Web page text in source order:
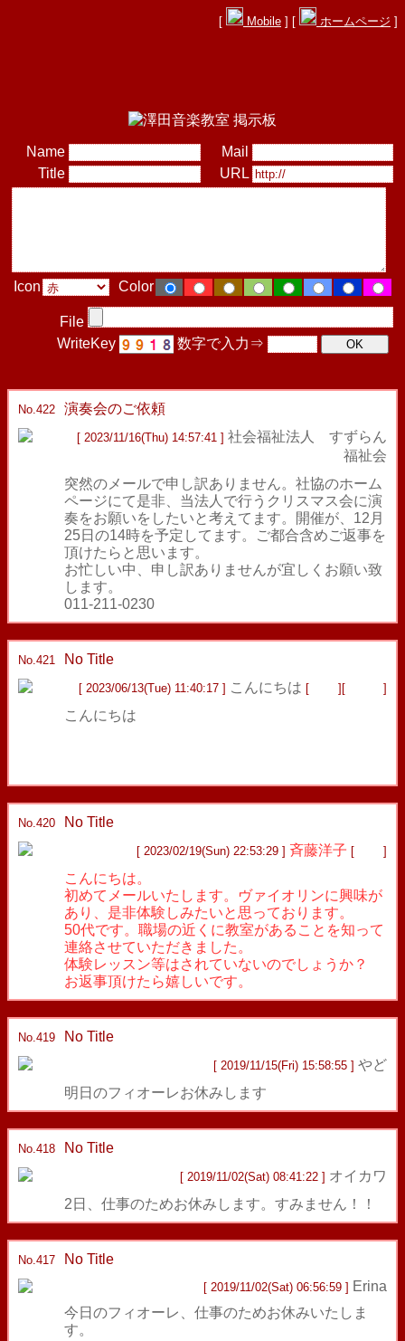
[ Mobile ] [ ホームページ ]
Name
Mail
Title
URL
Icon Color
File
WriteKey
数字で入力⇒
No.422 演奏会のご依頼
[ 2023/11/16(Thu) 14:57:41 ] 社会福祉法人 すずらん
福祉会
突然のメールで申し訳ありません。社協のホーム
ページにて是非、当法人で行うクリスマス会に演
奏をお願いをしたいと考えてます。開催が、12月
25日の14時を予定してます。ご都合含めご返事を
頂けたらと思います。
お忙しい中、申し訳ありませんが宜しくお願い致
します。
011-211-0230
No.421 No Title
[ 2023/06/13(Tue) 11:40:17 ] こんにちは [ ][ ]
こんにちは
No.420 No Title
[ 2023/02/19(Sun) 22:53:29 ] 斉藤洋子 [ ]
こんにちは。
初めてメールいたします。ヴァイオリンに興味が
あり、是非体験しみたいと思っております。
50代です。職場の近くに教室があることを知って
連絡させていただきました。
体験レッスン等はされていないのでしょうか？
お返事頂けたら嬉しいです。
No.419 No Title
[ 2019/11/15(Fri) 15:58:55 ] やど
明日のフィオーレお休みします
No.418 No Title
[ 2019/11/02(Sat) 08:41:22 ] オイカワ
2日、仕事のためお休みします。すみません！！
No.417 No Title
[ 2019/11/02(Sat) 06:56:59 ] Erina
今日のフィオーレ、仕事のためお休みいたしま
す。